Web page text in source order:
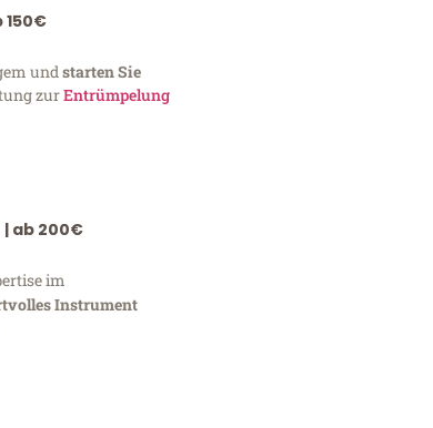
150€
undstarten Sie
zurEntrümpelung
| ab 200€
im
Instrument